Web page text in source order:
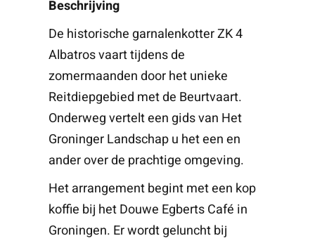
Beschrijving
De historische garnalenkotter ZK 4
Albatros vaart tijdens de
zomermaanden door het unieke
Reitdiepgebied met de Beurtvaart.
Onderweg vertelt een gids van Het
Groninger Landschap u het een en
ander over de prachtige omgeving.
Het arrangement begint met een kop
koffie bij het Douwe Egberts Café in
Groningen. Er wordt geluncht bij